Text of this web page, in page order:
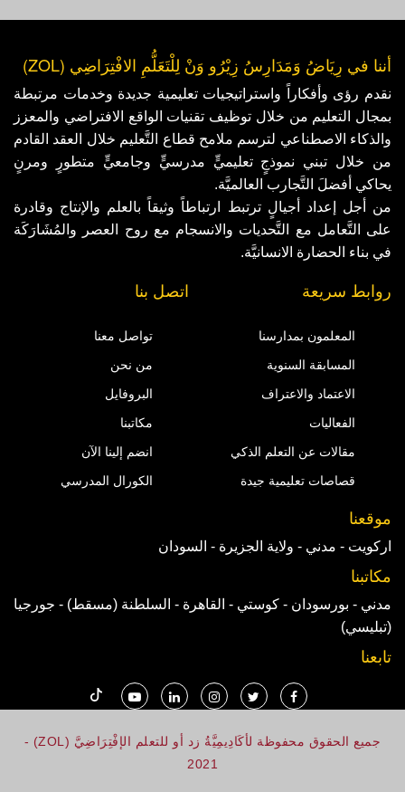
أننا في رِيَاضُ وَمَدَارِسُ زِيْرُو وَنْ لِلْتَعَلُّمِ الافْتِرَاضِي (ZOL)
نقدم رؤى وأفكاراً واستراتيجيات تعليمية جديدة وخدمات مرتبطة
بمجال التعليم من خلال توظيف تقنيات الواقع الافتراضي والمعزز
والذكاء الاصطناعي لترسم ملامح قطاع التَّعليم خلال العقد القادم
من خلال تبني نموذجٍ تعليميٍّ مدرسيٍّ وجامعيٍّ متطورٍ ومرنٍ
يحاكي أفضلَ التَّجارب العالميَّة.
من أجل إعداد أجيالٍ ترتبط ارتباطاً وثيقاً بالعلم والإنتاج وقادرة
على التَّعامل مع التَّحديات والانسجام مع روح العصر والمُشَارَكَة
في بناء الحضارة الانسانيَّة.
اتصل بنا
تواصل معنا
من نحن
البروفايل
مكاتبنا
انضم إلينا الآن
الكورال المدرسي
روابط سريعة
المعلمون بمدارسنا
المسابقة السنوية
الاعتماد والاعتراف
الفعاليات
مقالات عن التعلم الذكي
قصاصات تعليمية جيدة
موقعنا
اركويت - مدني - ولاية الجزيرة - السودان
مكاتبنا
مدني - بورسودان - كوستي - القاهرة - السلطنة (مسقط) - جورجيا
(تبليسي)
تابعنا
جميع الحقوق محفوظة لأكَادِيمِيَّةُ زد أو للتعلم الإفْتِرَاضِيَّ (ZOL) -
2021